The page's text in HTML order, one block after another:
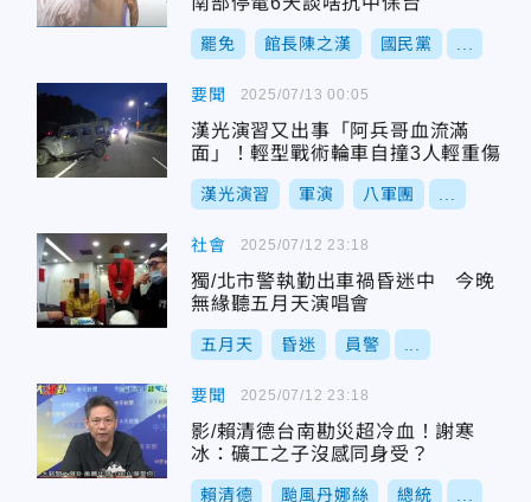
罷免 館長陳之漢 國民黨
要聞
漢光演習又出事「阿兵哥血流滿
面」！輕型戰術輪車自撞3人輕重傷
漢光演習 軍演 八軍團
2025/07/13 00:05
社會
獨/北市警執勤出車禍昏迷中 今晚
無緣聽五月天演唱會
五月天 昏迷 員警
2025/07/12 23:18
要聞
影/賴清德台南勘災超冷血！謝寒
冰：礦工之子沒感同身受？
賴清德 颱風丹娜絲 總統
2025/07/12 23:18